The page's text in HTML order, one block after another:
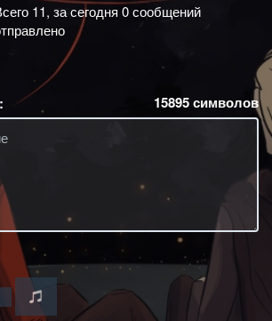
11, за сегодня 0 сообщений
15895символов